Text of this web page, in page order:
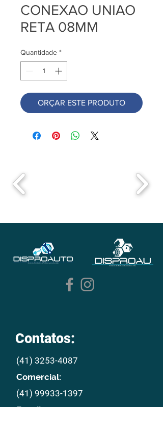
CONEXAO UNIAO
RETA 08MM
Quantidade *
ORÇAR ESTE PRODUTO
Contatos:
(41) 3253-4087
Comercial:
(41) 99933-1397
E mail: